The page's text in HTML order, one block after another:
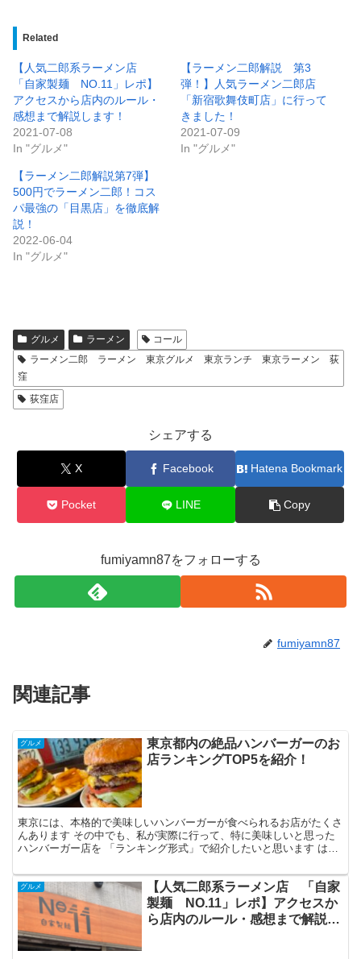
Related
【人気二郎系ラーメン店
「自家製麺 NO.11」レポ】
アクセスから店内のルール・
感想まで解説します！
2021-07-08
In "グルメ"
【ラーメン二郎解説 第3
弾！】人気ラーメン二郎店
「新宿歌舞伎町店」に行って
きました！
2021-07-09
In "グルメ"
【ラーメン二郎解説第7弾】
500円でラーメン二郎！コス
パ最強の「目黒店」を徹底解
説！
2022-06-04
In "グルメ"
グルメ ラーメン
コール
ラーメン二郎 ラーメン 東京グルメ 東京ランチ 東京ラーメン 荻
窪
荻窪店
シェアする
X Facebook Hatena Bookmark
Pocket LINE Copy
fumiyamn87をフォローする
fumiyamn87
関連記事
グルメ
東京都内の絶品ハンバーガーのお
店ランキングTOP5を紹介！
東京には、本格的で美味しいハンバーガーが食べられるお店がたくさ
んあります その中でも、私が実際に行って、特に美味しいと思った
ハンバーガー店を 「ランキング形式」で紹介したいと思います はじ
グルメ
【人気二郎系ラーメン店 「自家
製麺 NO.11」レポ】アクセスか
ら店内のルール・感想まで解説し